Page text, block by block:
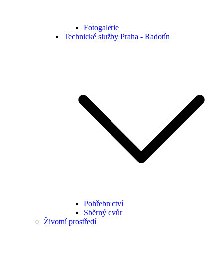
Fotogalerie
Technické služby Praha - Radotín
Pohřebnictví
Sběrný dvůr
Životní prostředí